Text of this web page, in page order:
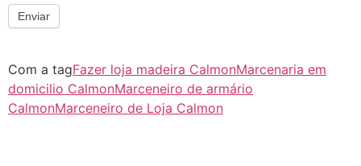
Enviar
Com a tagFazer loja madeira CalmonMarcenaria em
domicilio CalmonMarceneiro de armário
CalmonMarceneiro de Loja Calmon